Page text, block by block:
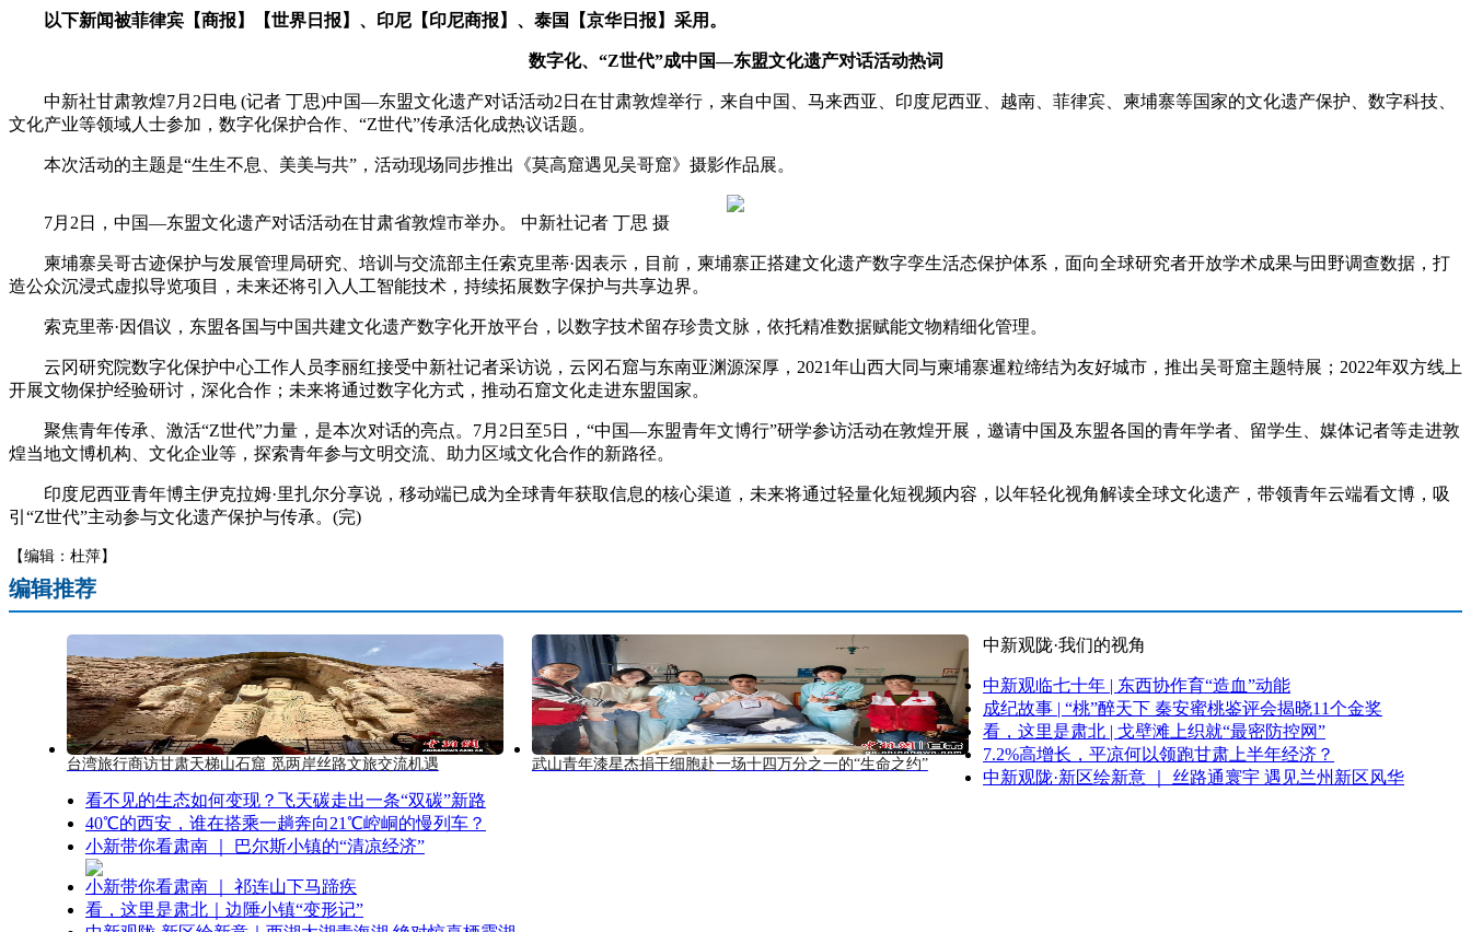
以下新闻被菲律宾【商报】【世界日报】、印尼【印尼商报】、泰国【京华日报】采用。
数字化、“Z世代”成中国—东盟文化遗产对话活动热词
中新社甘肃敦煌7月2日电 (记者 丁思)中国—东盟文化遗产对话活动2日在甘肃敦煌举行，来自中国、马来西亚、印度尼西亚、越南、菲律宾、柬埔寨等国家的文化遗产保护、数字科技、
文化产业等领域人士参加，数字化保护合作、“Z世代”传承活化成热议话题。
本次活动的主题是“生生不息、美美与共”，活动现场同步推出《莫高窟遇见吴哥窟》摄影作品展。
7月2日，中国—东盟文化遗产对话活动在甘肃省敦煌市举办。 中新社记者 丁思 摄
柬埔寨吴哥古迹保护与发展管理局研究、培训与交流部主任索克里蒂·因表示，目前，柬埔寨正搭建文化遗产数字孪生活态保护体系，面向全球研究者开放学术成果与田野调查数据，打
造公众沉浸式虚拟导览项目，未来还将引入人工智能技术，持续拓展数字保护与共享边界。
索克里蒂·因倡议，东盟各国与中国共建文化遗产数字化开放平台，以数字技术留存珍贵文脉，依托精准数据赋能文物精细化管理。
云冈研究院数字化保护中心工作人员李丽红接受中新社记者采访说，云冈石窟与东南亚渊源深厚，2021年山西大同与柬埔寨暹粒缔结为友好城市，推出吴哥窟主题特展；2022年双方线上
开展文物保护经验研讨，深化合作；未来将通过数字化方式，推动石窟文化走进东盟国家。
聚焦青年传承、激活“Z世代”力量，是本次对话的亮点。7月2日至5日，“中国—东盟青年文博行”研学参访活动在敦煌开展，邀请中国及东盟各国的青年学者、留学生、媒体记者等走进敦
煌当地文博机构、文化企业等，探索青年参与文明交流、助力区域文化合作的新路径。
印度尼西亚青年博主伊克拉姆·里扎尔分享说，移动端已成为全球青年获取信息的核心渠道，未来将通过轻量化短视频内容，以年轻化视角解读全球文化遗产，带领青年云端看文博，吸
引“Z世代”主动参与文化遗产保护与传承。(完)
【编辑：杜萍】
编辑推荐
台湾旅行商访甘肃天梯山石窟 觅两岸丝路文旅交流机遇 武山青年漆星杰捐干细胞赴一场十四万分之一的“生命之约”
中新观陇·我们的视角
中新观临七十年 | 东西协作育“造血”动能
成纪故事 | “桃”醉天下 秦安蜜桃鉴评会揭晓11个金奖
看，这里是肃北 | 戈壁滩上织就“最密防控网”
7.2%高增长，平凉何以领跑甘肃上半年经济？
中新观陇·新区绘新意 ｜ 丝路通寰宇 遇见兰州新区风华
看不见的生态如何变现？飞天碳走出一条“双碳”新路
40℃的西安，谁在搭乘一趟奔向21℃崆峒的慢列车？
小新带你看肃南 ｜ 巴尔斯小镇的“清凉经济”
小新带你看肃南 ｜ 祁连山下马蹄疾
看，这里是肃北｜边陲小镇“变形记”